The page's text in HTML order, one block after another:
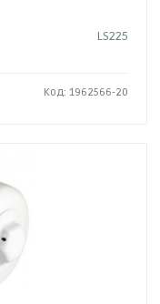
LS225
Код: 1962566-20